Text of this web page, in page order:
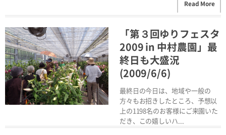
Read More
「第３回ゆりフェスタ
2009 in 中村農園」最
終日も大盛況
(2009/6/6)
最終日の今日は、地域や一般の
方々もお招きしたところ、予想以
上の1198名のお客様にご来園いた
だき、この嬉しいハ...